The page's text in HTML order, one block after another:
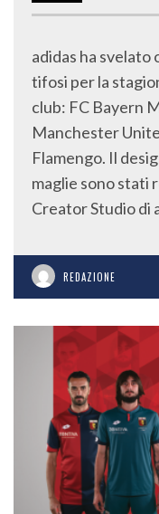
adidas ha svelato
tifosi per la
club: FC Bayern
Manchester
Flamengo. Il
maglie sono stati
Creator Studio di
REDAZIONE